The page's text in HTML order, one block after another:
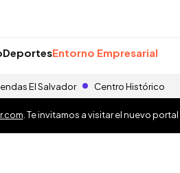
DeportesEntorno Empresarial
El Salvador Centro Histórico
. Te invitamos a visitar el nuevo